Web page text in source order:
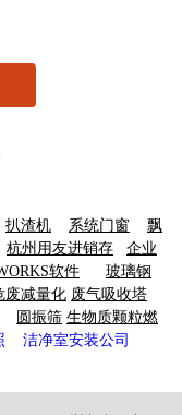
扒渣机 系统门窗
飘
杭州用友进销存
企业
软件
玻璃钢
废减量化 废气吸收塔
圆振筛 生物质颗粒燃
洁净室安装公司